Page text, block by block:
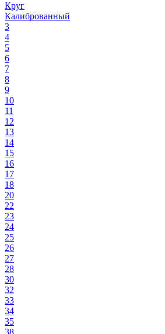
Круг
Калиброванный
3
4
5
6
7
8
9
10
11
12
13
14
15
16
17
18
20
22
23
24
25
26
27
28
30
32
33
34
35
38